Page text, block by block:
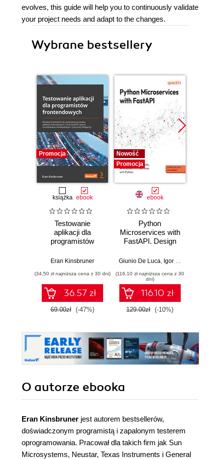
evolves, this guide will help you to continuously validate
your project needs and adapt to the changes.
Wybrane bestsellery
Promocja
książka ebook
Testowanie
aplikacji dla
programistów
Wiodące
automatyzacji
testów aplikacji
internetowych i ich
przyszłość oparta
na testowaniu
inteligencji
Eran Kinsbruner
(34,50 zł najniższa cena z 30 dni)
36.57 zł
69.00zł (-47%)
Nowość
Promocja
ebook
Python
Microservices with
FastAPI. Design
AI-enabled
Python
Giunio De Luca, Igor Benav
(116,10 zł najniższa cena z 30
dni)
116.10 zł
129.00zł (-10%)
O autorze ebooka
Eran Kinsbruner jest autorem bestsellerów,
doświadczonym programistą i zapalonym testerem
oprogramowania. Pracował dla takich firm jak Sun
Microsystems, Neustar, Texas Instruments i General